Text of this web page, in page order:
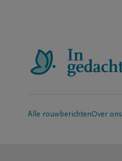
Alle rouwberichtenOver ons